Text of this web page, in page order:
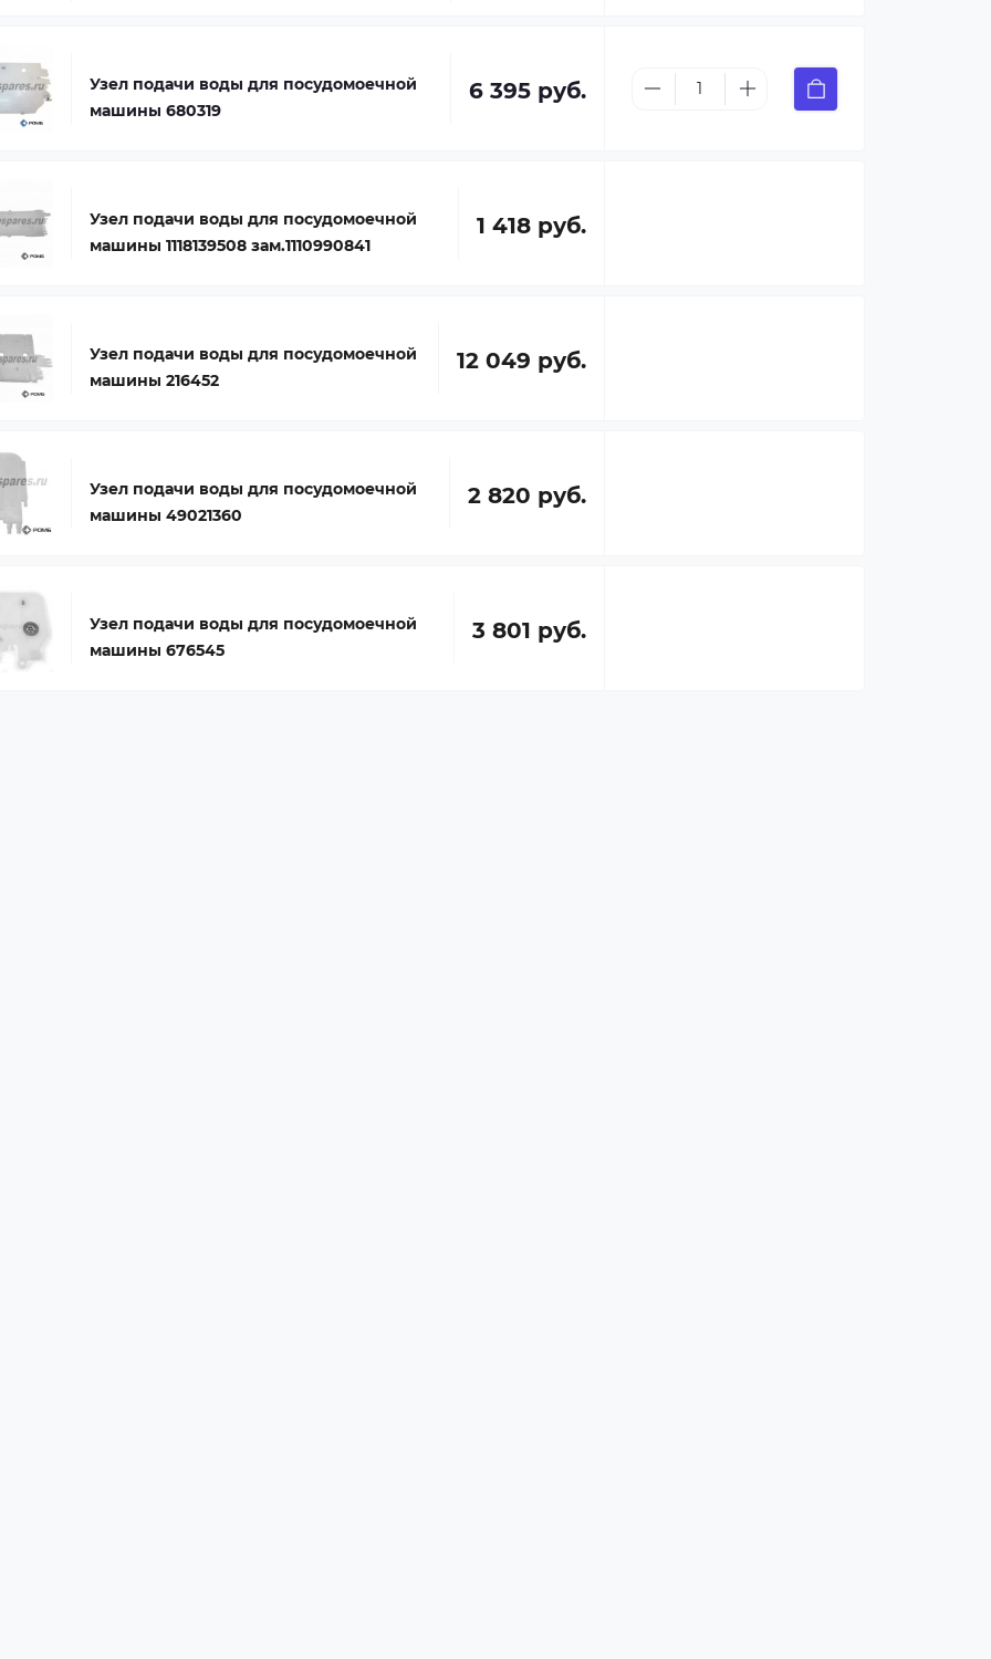
Узел подачи воды для посудомоечной
машины 680319
6 395 руб.
Узел подачи воды для посудомоечной
машины 1118139508 зам.1110990841
1 418 руб.
Узел подачи воды для посудомоечной
машины 216452
12 049 руб.
Узел подачи воды для посудомоечной
машины 49021360
2 820 руб.
Узел подачи воды для посудомоечной
машины 676545
3 801 руб.